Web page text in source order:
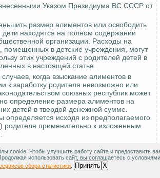
Указом Президиума ВС СССР от
размер алиментов или освободить
дети находятся на полном содержании
организации. Расходы на
помещенных в детские учреждения, могут
этих учреждений с родителей детей в
в настоящей статье.
когда взыскание алиментов в
к заработку родителя невозможно или
союзных республик может
определение размера алиментов на
детей в твердой денежной сумме.
определяется исходя из предполагаемого
родителя применительно к изложенным
алименты на
детей, могут быть привлечены к участию
вызванных исключительными
болезнь, увечье ребенка и т.п.).
cookie. Чтобы улучшить работу сайта и предоставить
использовать сайт, вы соглашаетесь с условиями
сбора статистики Принять X